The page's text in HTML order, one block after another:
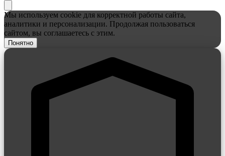
Мы используем cookie для корректной работы сайта,
аналитики и персонализации. Продолжая пользоваться
сайтом, вы соглашаетесь с этим.
Понятно